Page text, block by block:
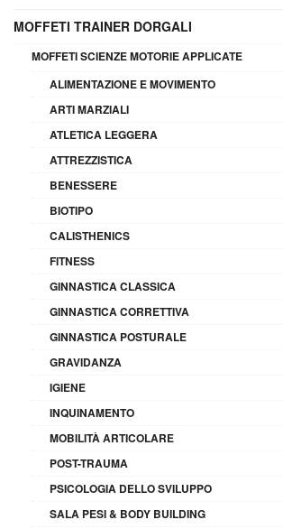
MOFFETI TRAINER DORGALI
MOFFETI SCIENZE MOTORIE APPLICATE
ALIMENTAZIONE E MOVIMENTO
ARTI MARZIALI
ATLETICA LEGGERA
ATTREZZISTICA
BENESSERE
BIOTIPO
CALISTHENICS
FITNESS
GINNASTICA CLASSICA
GINNASTICA CORRETTIVA
GINNASTICA POSTURALE
GRAVIDANZA
IGIENE
INQUINAMENTO
MOBILITÀ ARTICOLARE
POST-TRAUMA
PSICOLOGIA DELLO SVILUPPO
SALA PESI & BODY BUILDING